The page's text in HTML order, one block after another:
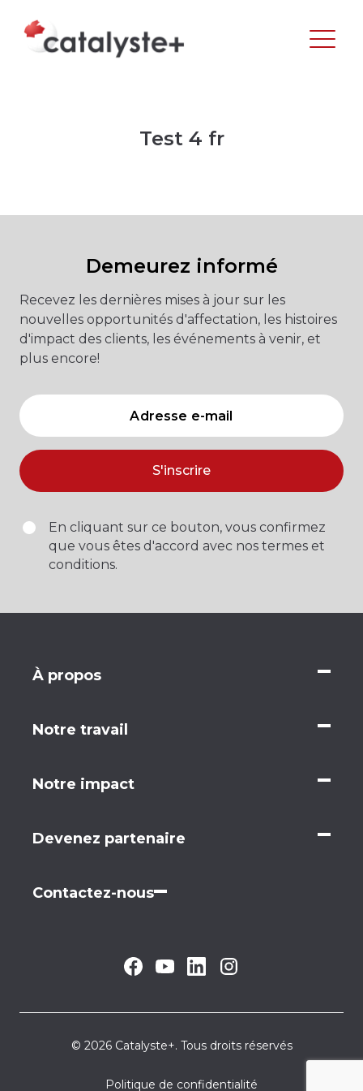
Test 4 fr
Demeurez informé
Recevez les dernières mises à jour sur les
nouvelles opportunités d'affectation, les histoires
d'impact des clients, les événements à venir, et
plus encore!
S'inscrire
En cliquant sur ce bouton, vous confirmez
que vous êtes d'accord avec nos termes et
conditions.
À propos
Notre travail
Notre impact
Devenez partenaire
Contactez-nous
© 2026 Catalyste+. Tous droits réservés
Politique de confidentialité